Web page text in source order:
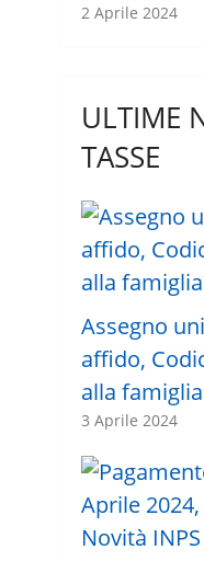
2 Aprile 2024
ULTIME
TASSE
Assegno
affido,
alla
3 Aprile 2024